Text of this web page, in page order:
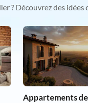
? Découvrez des